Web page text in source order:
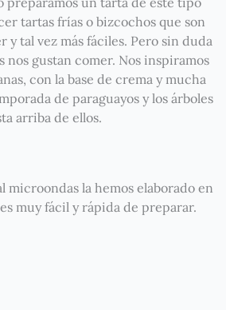
tartas frías o bizcochos que son
y tal vez más fáciles. Pero sin duda
nos gustan comer. Nos inspiramos
con la base de crema y mucha
de paraguayos y los árboles
arriba de ellos.
microondas la hemos elaborado en
muy fácil y rápida de preparar.